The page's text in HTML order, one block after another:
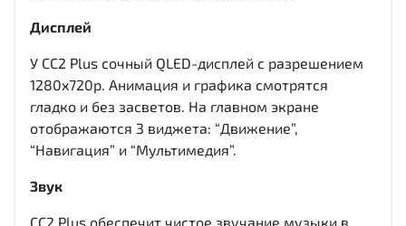
Дисплей
У CC2 Plus сочный QLED-дисплей c разрешением
1280x720р. Анимация и графика смотрятся
гладко и без засветов. На главном экране
отображаются 3 виджета: “Движение”,
“Навигация” и “Мультимедия”.
Звук
CC2 Plus обеспечит чистое звучание музыки в